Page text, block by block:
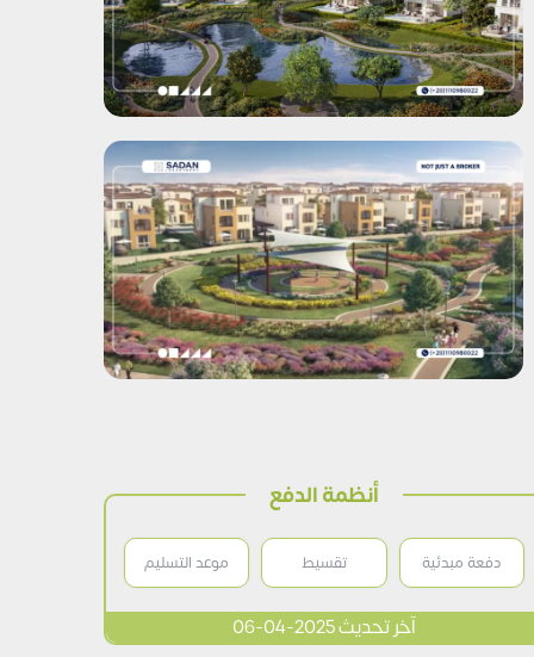
أنظمة الدفع
دفعة مبدئية تقسيط موعد التسليم
آخر تحديث 2025-04-06